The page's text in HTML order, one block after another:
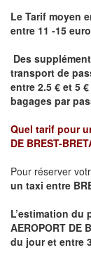
Le Tarif moyen
entre 11 -15
Des
transport de
entre 2.5 € et 5
bagages par
Quel tarif pour
DE BREST-
Pour réserver
un taxi entre
L’estimation du
AEROPORT DE
du jour et entre